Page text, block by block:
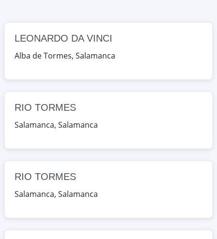
RIO TORMES
CALLE COLOMBIA 42, Salamanca,
SALESIANO SAN JOSÉ
CRA. DE LEDESMA 32-52, Salamanca,
LEONARDO DA VINCI
Alba de Tormes, Salamanca
RIO TORMES
Salamanca, Salamanca
RIO TORMES
Salamanca, Salamanca